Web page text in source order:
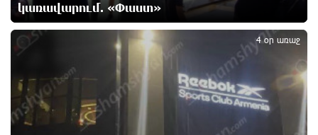
Խոշոր հրդեհ՝ Երևանի Սիլիկյան թաղամասի
հարևանությամբ գտնվող աղբավայրում. կրակն ու
ծուխը տեսանելի են մի քանի կիլոմետրից
14 ժամ առաջ
Հնդկաստանի և Իսրայելի վարչապետները
քննարկել են Մերձավոր Արևելքում տիրող
իրավիճակը
կառավարում. «Փաստ»
4 օր առաջ
4